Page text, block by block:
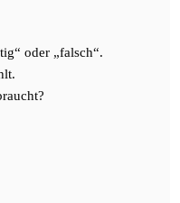
oder „falsch“.